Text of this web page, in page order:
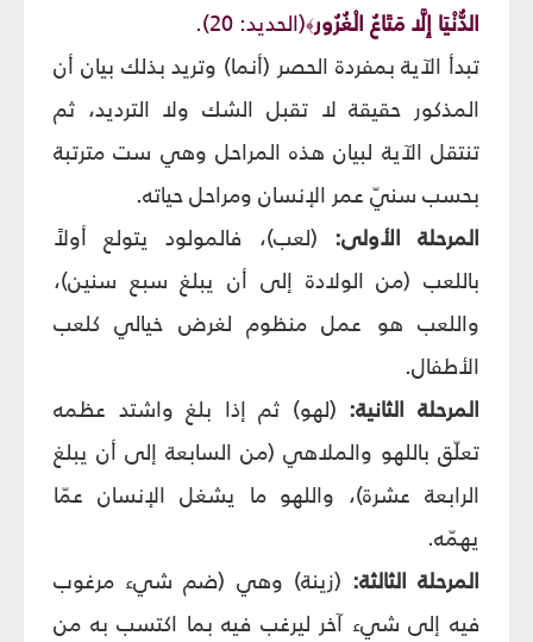
الدُّنْيَا إِلَّا مَتَاعُ الْغُرُور﴾(الحديد: 20).
تبدأ الآية بمفردة الحصر (أنما) وتريد بذلك بيان أن
المذكور حقيقة لا تقبل الشك ولا الترديد، ثم
تنتقل الآية لبيان هذه المراحل وهي ست مترتبة
بحسب سنيّ عمر الإنسان ومراحل حياته.
المرحلة الأولى: (لعب)، فالمولود يتولع أولاً
باللعب (من الولادة إلى أن يبلغ سبع سنين)،
واللعب هو عمل منظوم لغرض خيالي كلعب
الأطفال.
المرحلة الثانية: (لهو) ثم إذا بلغ واشتد عظمه
تعلّق باللهو والملاهي (من السابعة إلى أن يبلغ
الرابعة عشرة)، واللهو ما يشغل الإنسان عمّا
يهمّه.
المرحلة الثالثة: (زينة) وهي (ضم شيء مرغوب
فيه إلى شيء آخر ليرغب فيه بما اكتسب به من